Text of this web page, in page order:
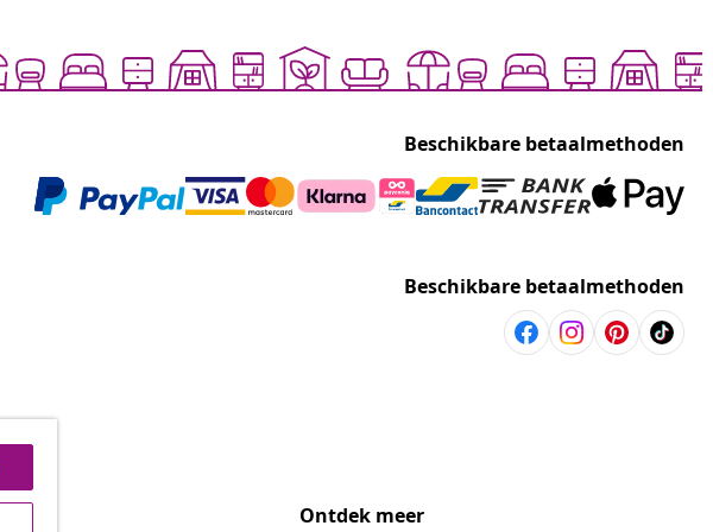
Beschikbare betaalmethoden
Beschikbare betaalmethoden
Ontdek meer